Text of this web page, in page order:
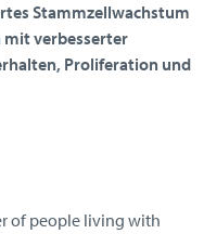
Stammzellwachstum
verbesserter
Proliferation und
of people living with